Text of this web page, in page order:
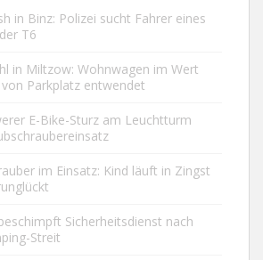
in Binz: Polizei sucht Fahrer eines
T6
in Miltzow: Wohnwagen im Wert
Parkplatz entwendet
E-Bike-Sturz am Leuchtturm
im Einsatz: Kind läuft in Zingst
Sicherheitsdienst nach
Streit